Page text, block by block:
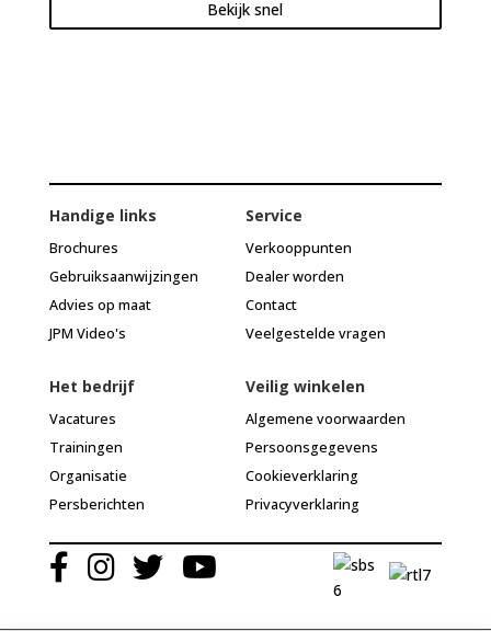
Bekijk snel
Handige links
Brochures
Gebruiksaanwijzingen
Advies op maat
JPM Video's
Service
Verkooppunten
Dealer worden
Contact
Veelgestelde vragen
Het bedrijf
Vacatures
Trainingen
Organisatie
Persberichten
Veilig winkelen
Algemene voorwaarden
Persoonsgegevens
Cookieverklaring
Privacyverklaring